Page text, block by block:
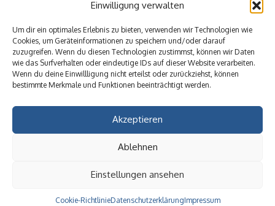
Einwilligung verwalten
Um dir ein optimales Erlebnis zu bieten, verwenden wir Technologien wie
Cookies, um Geräteinformationen zu speichern und/oder darauf
zuzugreifen. Wenn du diesen Technologien zustimmst, können wir Daten
wie das Surfverhalten oder eindeutige IDs auf dieser Website verarbeiten.
Wenn du deine Einwillligung nicht erteilst oder zurückziehst, können
bestimmte Merkmale und Funktionen beeinträchtigt werden.
Akzeptieren
Ablehnen
Einstellungen ansehen
Cookie-RichtlinieDatenschutzerklärungImpressum
Unter den vielen leckeren Gerichten unseres Partners
worlds of foodfinden Siehier auch Rezepte, die sich gut
für das Büro eignen
Beitrag teilen
Bewer
bungs
gesprä
Nächster Beitrag
e